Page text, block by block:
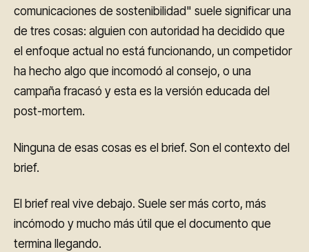
comunicaciones de sostenibilidad" suele significar una
de tres cosas: alguien con autoridad ha decidido que
el enfoque actual no está funcionando, un competidor
ha hecho algo que incomodó al consejo, o una
campaña fracasó y esta es la versión educada del
post-mortem.
Ninguna de esas cosas es el brief. Son el contexto del
brief.
El brief real vive debajo. Suele ser más corto, más
incómodo y mucho más útil que el documento que
termina llegando.